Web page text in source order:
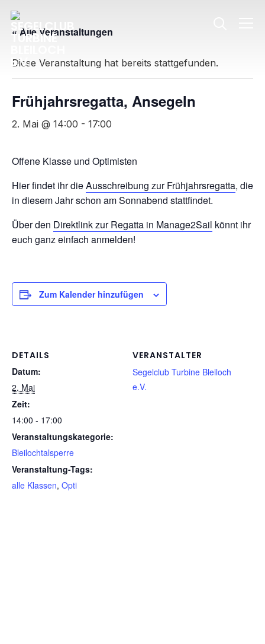
« Alle Veranstaltungen
Diese Veranstaltung hat bereits stattgefunden.
Frühjahrsregatta, Ansegeln
2. Mai @ 14:00 - 17:00
Offene Klasse und Optimisten
Hier findet ihr dieAusschreibung zur Frühjahrsregatta, die
in diesem Jahr schon am Sonnabend stattfindet.
Über den Direktlink zur Regatta in Manage2Sail könnt ihr
euch ganz einfach anmelden!
Zum Kalender hinzufügen
DETAILS
Datum:
2. Mai
Zeit:
14:00 - 17:00
Veranstaltungskategorie:
Bleilochtalsperre
Veranstaltung-Tags:
alle Klassen, Opti
VERANSTALTER
Segelclub Turbine Bleiloch
e.V.